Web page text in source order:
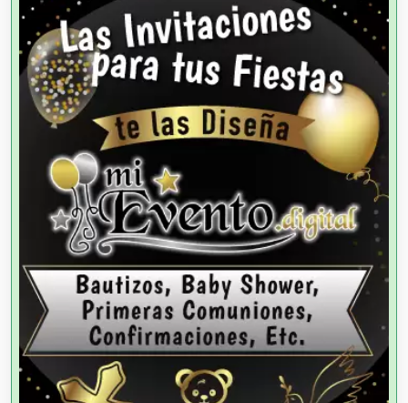
Agencias de Autos
Agencias de Cobranza
Agencias de Colocación
Agencias de Modelos
Agencias de Publicidad
Agencias de Viajes